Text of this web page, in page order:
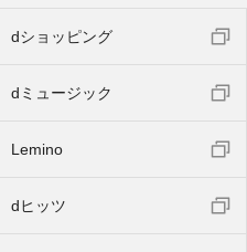
dショッピング
dミュージック
Lemino
dヒッツ